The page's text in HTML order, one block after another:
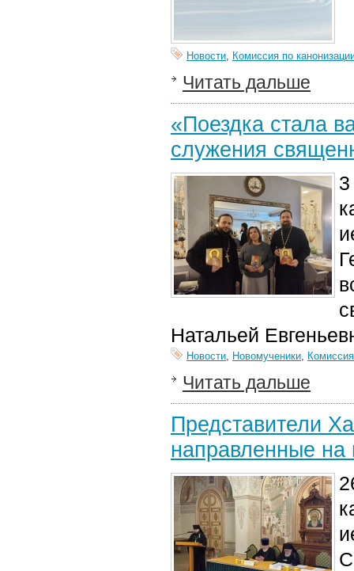
Новости, Комиссия по
Читать дальше
«Поездка стала
служения
Натальей
Новости, Новомученики,
Читать дальше
Представители
направленные на